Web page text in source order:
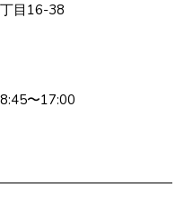
⽬16-38
〜17:00